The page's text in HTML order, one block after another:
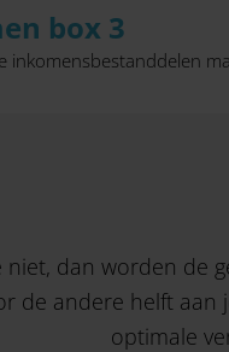
box 3
inkomensbestanddelen
niet, dan worden de
de andere helft aan
optimale